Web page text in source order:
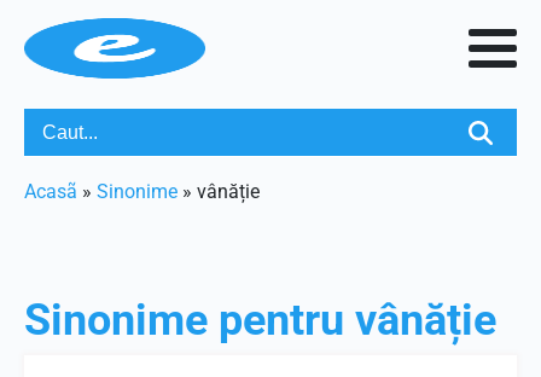
Acasã » Sinonime » vânăție
Sinonime pentru vânăție